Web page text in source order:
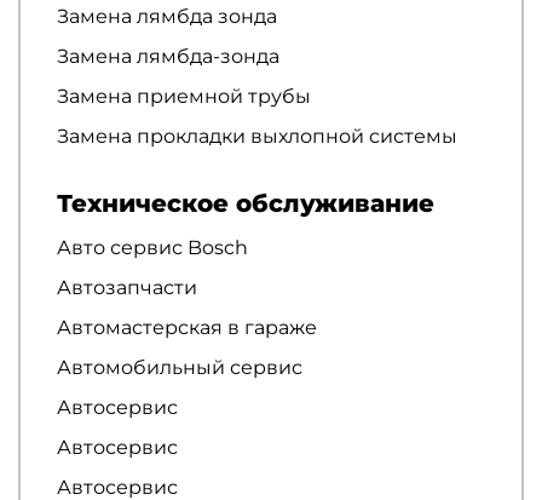
Замена лямбда зонда
Замена лямбда-зонда
Замена приемной трубы
Замена прокладки выхлопной системы
Техническое обслуживание
Авто сервис Bosch
Автозапчасти
Автомастерская в гараже
Автомобильный сервис
Автосервис
Автосервис
Автосервис